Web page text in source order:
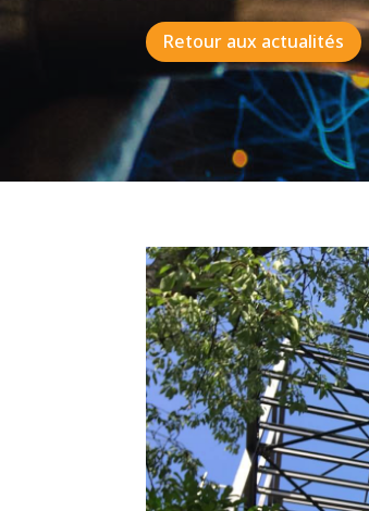
Retour aux actualités